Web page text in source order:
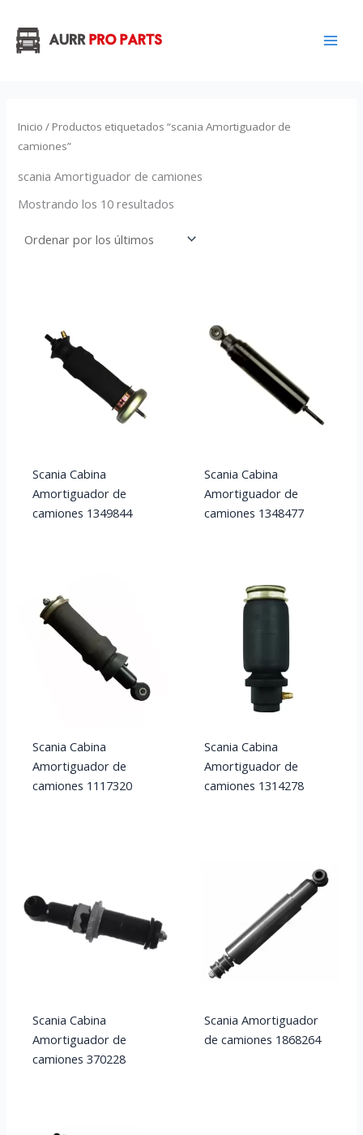
contenido
Inicio / Productos etiquetados “scania Amortiguador de
camiones”
scania Amortiguador de camiones
Mostrando los 10 resultados
Scania Cabina
Amortiguador de
camiones 1349844
Scania Cabina
Amortiguador de
camiones 1348477
Scania Cabina
Amortiguador de
camiones 1117320
Scania Cabina
Amortiguador de
camiones 1314278
Scania Cabina
Amortiguador de
camiones 370228
Scania Amortiguador
de camiones 1868264